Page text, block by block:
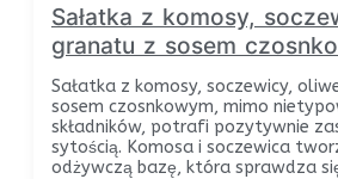
Sałatka z komosy,
granatu z sosem
Sałatka z komosy, soczewicy,
sosem czosnkowym, mimo
składników, potrafi pozytywnie
sytością. Komosa i soczewica
odżywczą bazę, która sprawdza